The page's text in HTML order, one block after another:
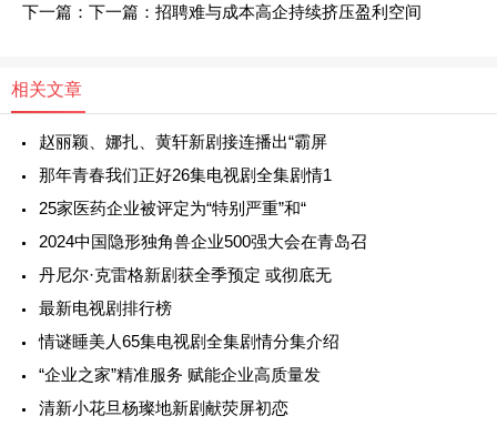
下一篇： 下一篇： 招聘难与成本高企持续挤压盈利空间
相关文章
赵丽颖、娜扎、黄轩新剧接连播出“霸屏
那年青春我们正好26集电视剧全集剧情1
25家医药企业被评定为“特别严重”和“
2024中国隐形独角兽企业500强大会在青岛召
丹尼尔·克雷格新剧获全季预定 或彻底无
最新电视剧排行榜
情谜睡美人65集电视剧全集剧情分集介绍
“企业之家”精准服务 赋能企业高质量发
清新小花旦杨璨地新剧献荧屏初恋